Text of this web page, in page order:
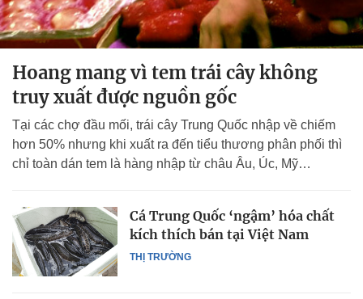
Hoang mang vì tem trái cây không
truy xuất được nguồn gốc
Tại các chợ đầu mối, trái cây Trung Quốc nhập về chiếm
hơn 50% nhưng khi xuất ra đến tiểu thương phân phối thì
chỉ toàn dán tem là hàng nhập từ châu Âu, Úc, Mỹ…
THỊ TRƯỜNG
Cá Trung Quốc ‘ngậm’ hóa chất
kích thích bán tại Việt Nam